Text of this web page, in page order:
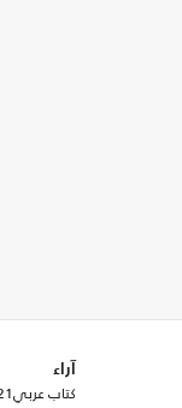
آراء
كتاب عربي21